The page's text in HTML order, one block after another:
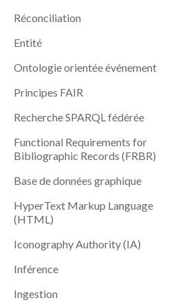
Réconciliation
Entité
Ontologie orientée événement
Principes FAIR
Recherche SPARQL fédérée
Functional Requirements for
Bibliographic Records (FRBR)
Base de données graphique
HyperText Markup Language
(HTML)
Iconography Authority (IA)
Inférence
Ingestion